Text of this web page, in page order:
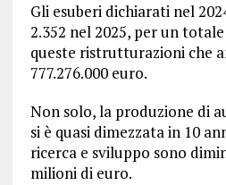
Gli esuberi dichiarati nel
2.352 nel 2025, per un
queste ristrutturazioni che
777.276.000 euro.
Non solo, la produzione di
si è quasi dimezzata in 10
ricerca e sviluppo sono
milioni di euro.